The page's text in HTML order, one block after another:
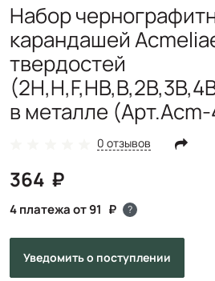
Набор
карандашей
твердостей
в металле
0 отзывов
364
4 платежа от 91 ?
Уведомитьо поступлении